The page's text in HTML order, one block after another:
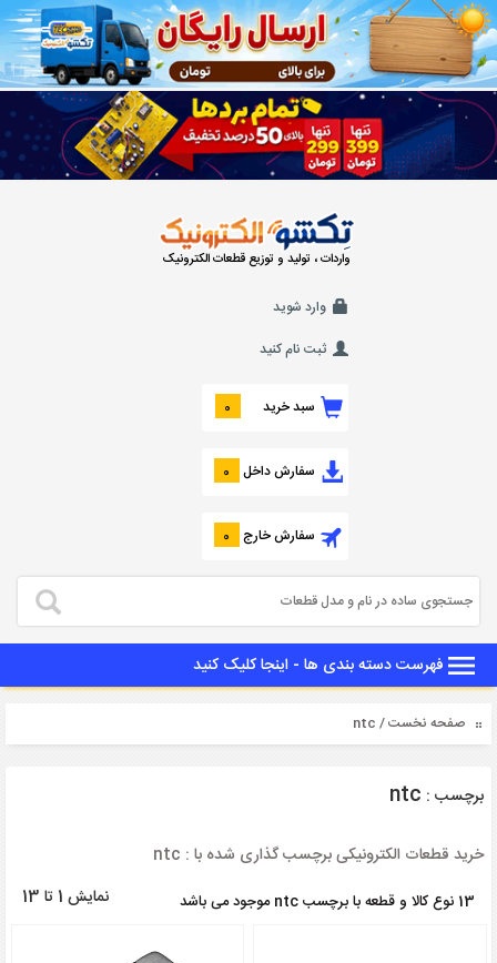
واردات ، تولید و توزیع قطعات الکترونیک
وارد شوید
ثبت نام کنید
سبد خرید 0
سفارش داخل 0
سفارش خارج 0
فهرست دسته بندی ها - اینجا کلیک کنید
صفحه نخست/ ntc
برچسب : ntc
خرید قطعات الکترونیکی برچسب گذاری شده با : ntc
13 نوع کالا و قطعه با برچسب ntc موجود می باشد نمایش 1 تا 13